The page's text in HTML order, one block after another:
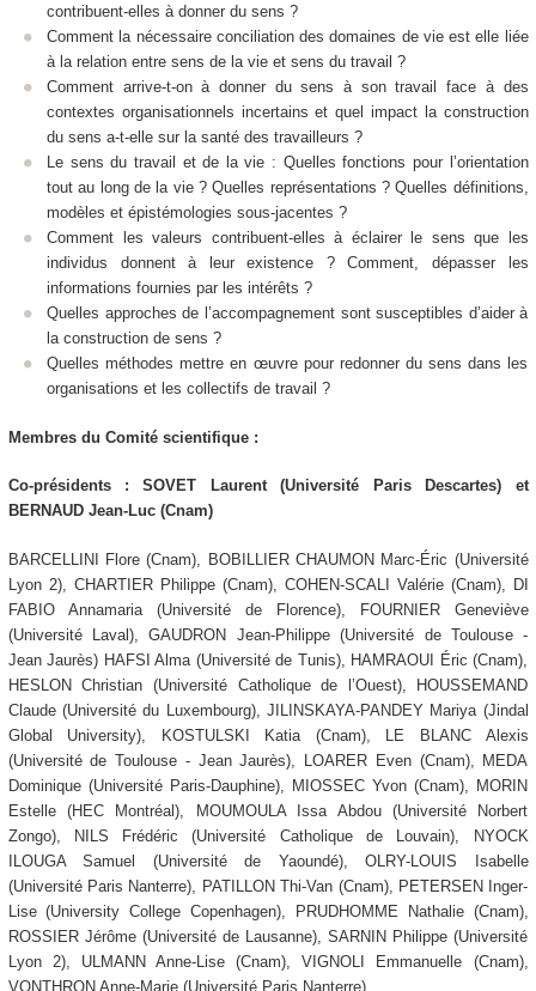
contribuent-elles à donner du sens ?
Comment la nécessaire conciliation des domaines de vie est elle liée
à la relation entre sens de la vie et sens du travail ?
Comment arrive-t-on à donner du sens à son travail face à des
contextes organisationnels incertains et quel impact la construction
du sens a-t-elle sur la santé des travailleurs ?
Le sens du travail et de la vie : Quelles fonctions pour l’orientation
tout au long de la vie ? Quelles représentations ? Quelles définitions,
modèles et épistémologies sous-jacentes ?
Comment les valeurs contribuent-elles à éclairer le sens que les
individus donnent à leur existence ? Comment, dépasser les
informations fournies par les intérêts ?
Quelles approches de l’accompagnement sont susceptibles d’aider à
la construction de sens ?
Quelles méthodes mettre en œuvre pour redonner du sens dans les
organisations et les collectifs de travail ?​
Membres du Comité scientifique :
Co-présidents : SOVET Laurent (Université Paris Descartes) et
BERNAUD Jean-Luc (Cnam)
BARCELLINI Flore (Cnam), BOBILLIER CHAUMON Marc-Éric (Université
Lyon 2), CHARTIER Philippe (Cnam), COHEN-SCALI Valérie (Cnam), DI
FABIO Annamaria (Université de Florence), FOURNIER Geneviève
(Université Laval), GAUDRON Jean-Philippe (Université de Toulouse -
Jean Jaurès) HAFSI Alma (Université de Tunis), HAMRAOUI Éric (Cnam),
HESLON Christian (Université Catholique de l’Ouest), HOUSSEMAND
Claude (Université du Luxembourg), JILINSKAYA-PANDEY Mariya (Jindal
Global University), KOSTULSKI Katia (Cnam), LE BLANC Alexis
(Université de Toulouse - Jean Jaurès), LOARER Even (Cnam), MEDA
Dominique (Université Paris-Dauphine), MIOSSEC Yvon (Cnam), MORIN
Estelle (HEC Montréal), MOUMOULA Issa Abdou (Université Norbert
Zongo), NILS Frédéric (Université Catholique de Louvain), NYOCK
ILOUGA Samuel (Université de Yaoundé), OLRY-LOUIS Isabelle
(Université Paris Nanterre), PATILLON Thi-Van (Cnam), PETERSEN Inger-
Lise (University College Copenhagen), PRUDHOMME Nathalie (Cnam),
ROSSIER Jérôme (Université de Lausanne), SARNIN Philippe (Université
Lyon 2), ULMANN Anne-Lise (Cnam), VIGNOLI Emmanuelle (Cnam),
VONTHRON Anne-Marie (Université Paris Nanterre).